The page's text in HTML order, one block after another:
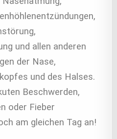
und allen anderen
der Nase,
und des Halses.
Beschwerden,
oder Fieber
am gleichen Tag an!